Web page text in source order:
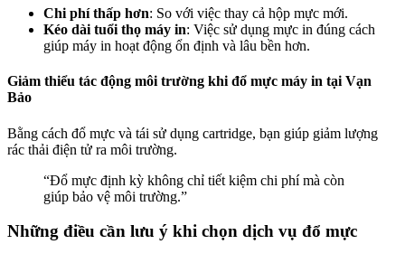
Chi phí thấp hơn: So với việc thay cả hộp mực mới.
Kéo dài tuổi thọ máy in: Việc sử dụng mực in đúng cách
giúp máy in hoạt động ổn định và lâu bền hơn.
Giảm thiểu tác động môi trường khi đổ mực máy in tại Vạn
Bảo
Bằng cách đổ mực và tái sử dụng cartridge, bạn giúp giảm lượng
rác thải điện tử ra môi trường.
“Đổ mực định kỳ không chỉ tiết kiệm chi phí mà còn
giúp bảo vệ môi trường.”
Những điều cần lưu ý khi chọn dịch vụ đổ mực